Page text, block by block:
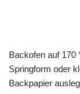
Backofen auf 170
Springform oder
Backpapier